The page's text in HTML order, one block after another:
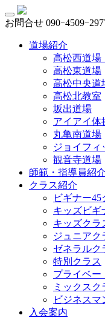
お問合せ 090ｰ4509ｰ
道場紹介
高松西道場
高松東道場
高松中央道
高松北教室
坂出道場
アイアイ体
丸亀南道場
ジョイフィ
観音寺道場
師範・指導員紹介
クラス紹介
ビギナー45
キッズビギ
キッズクラ
ジュニアク
ゼネラルク
特別クラス
プライベー
ミックスク
ビジネスマ
入会案内